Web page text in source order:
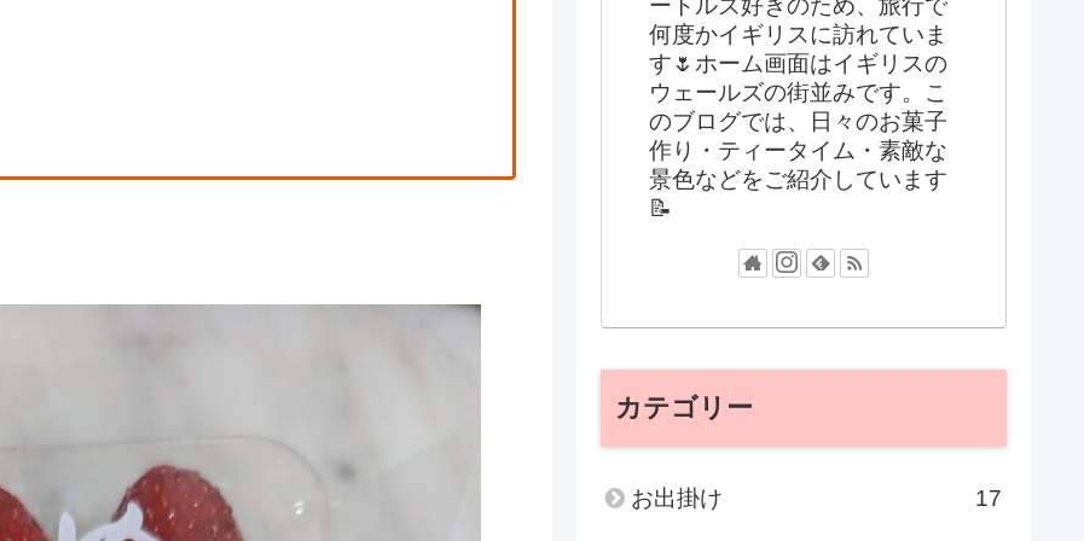
ートルズ好きのため、旅行で
何度かイギリスに訪れていま
す🌷ホーム画面はイギリスの
ウェールズの街並みです。こ
のブログでは、日々のお菓子
作り・ティータイム・素敵な
景色などをご紹介しています
📝
カテゴリー
お出掛け 17